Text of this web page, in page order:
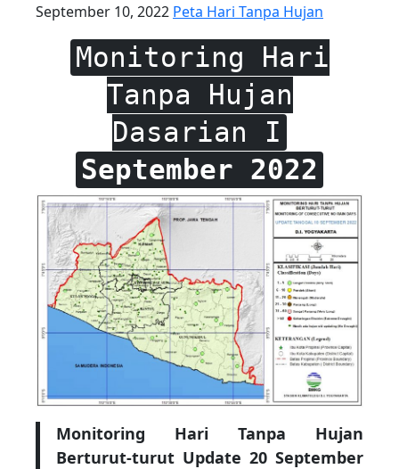
September 10, 2022 Peta Hari Tanpa Hujan
Monitoring Hari
Tanpa Hujan
Dasarian I
September 2022
Monitoring Hari Tanpa Hujan
Berturut-turut Update 20 September